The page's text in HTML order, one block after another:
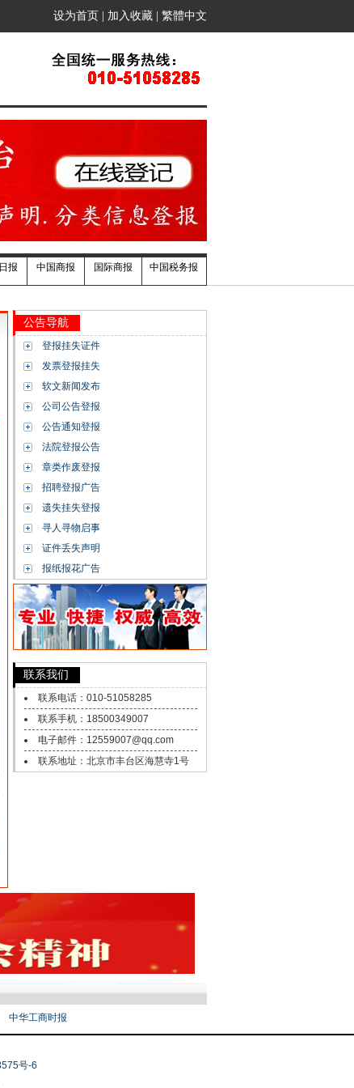
设为首页 加入收藏 繁體中文
报 中国商报 国际商报 中国税务报
公告导航
登报挂失证件
发票登报挂失
软文新闻发布
公司公告登报
公告通知登报
法院登报公告
章类作废登报
招聘登报广告
遗失挂失登报
寻人寻物启事
证件丢失声明
报纸报花广告
联系我们
联系电话：010-51058285
联系手机：18500349007
电子邮件：12559007@qq.com
联系地址：北京市丰台区海慧寺1号
中华工商时报
号-6